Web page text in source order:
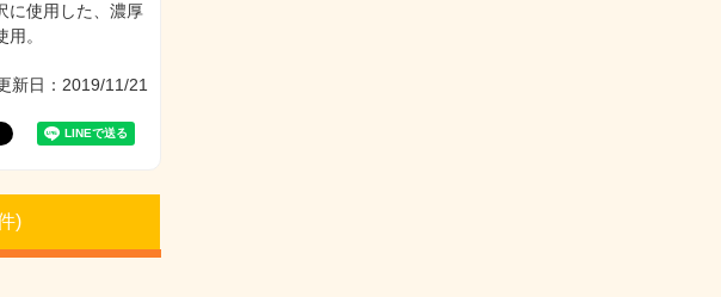
に使用した、濃厚
。
新日：2019/11/21
)